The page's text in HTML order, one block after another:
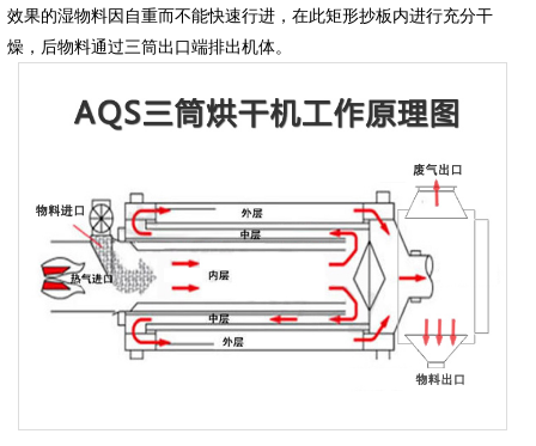
效果的湿物料因自重而不能快速行进，在此矩形抄板内进行充分干
燥，后物料通过三筒出口端排出机体。